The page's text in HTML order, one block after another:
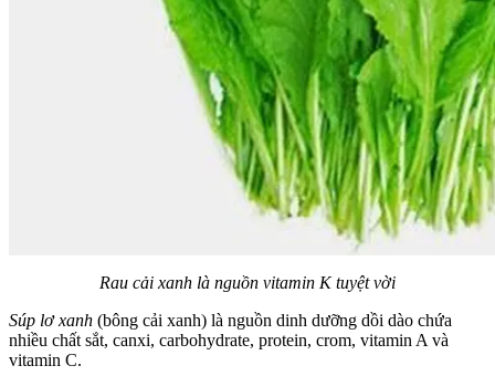
Rau cải xanh là nguồn vitamin K tuyệt vời
Súp lơ xanh (bông cải xanh) là nguồn dinh dưỡng dồi dào chứa
nhiều chất sắt, canxi, carbohydrate, protein, crom, vitamin A và
vitamin C.